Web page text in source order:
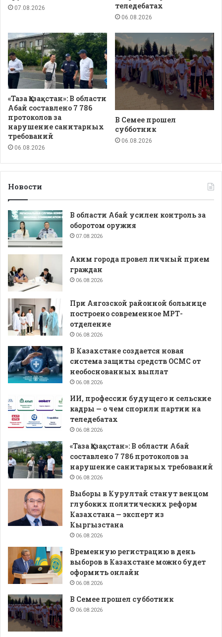
07.08.2026
теледебатах
06.08.2026
«Таза Қазақстан»: В области
Абай составлено 7 786
протоколов за
нарушение санитарных
требований
06.08.2026
В Семее прошел
субботник
06.08.2026
Новости
В области Абай усилен контроль за
оборотом оружия
07.08.2026
Аким города провел личный прием
граждан
06.08.2026
При Аягозской районной больнице
построено современное МРТ-
отделение
06.08.2026
В Казахстане создается новая
система защиты средств ОСМС от
необоснованных выплат
06.08.2026
ИИ, профессии будущего и сельские
кадры — о чем спорили партии на
теледебатах
06.08.2026
«Таза Қазақстан»: В области Абай
составлено 7 786 протоколов за
нарушение санитарных требований
06.08.2026
Выборы в Курултай станут венцом
глубоких политических реформ
Казахстана — эксперт из
Кыргызстана
06.08.2026
Временную регистрацию в день
выборов в Казахстане можно будет
оформить онлайн
06.08.2026
В Семее прошел субботник
06.08.2026